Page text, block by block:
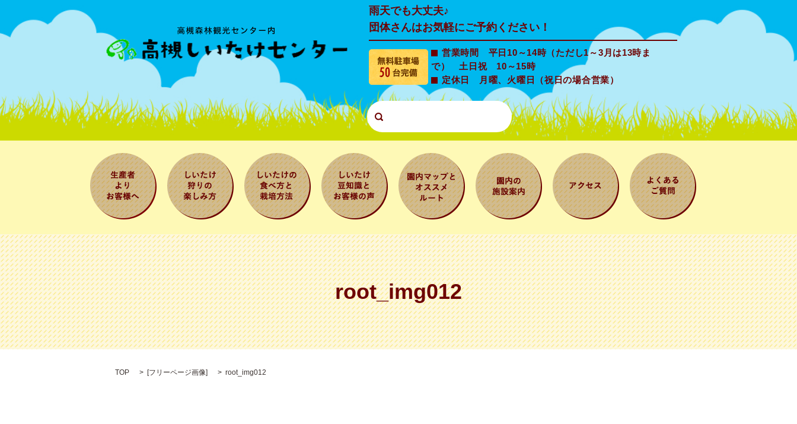
雨天でも大丈夫♪
団体さんはお気軽にご予約ください！
営業時間 平日10～14時（ただし1～3月は13時ま
で） 土日祝 10～15時
定休日 月曜、火曜日（祝日の場合営業）
客様へ
の楽しみ方
べ方と栽培方
法
識とお客様の
声
オススメルー
ト
内
root_img012
TOP [フリーページ画像] root_img012